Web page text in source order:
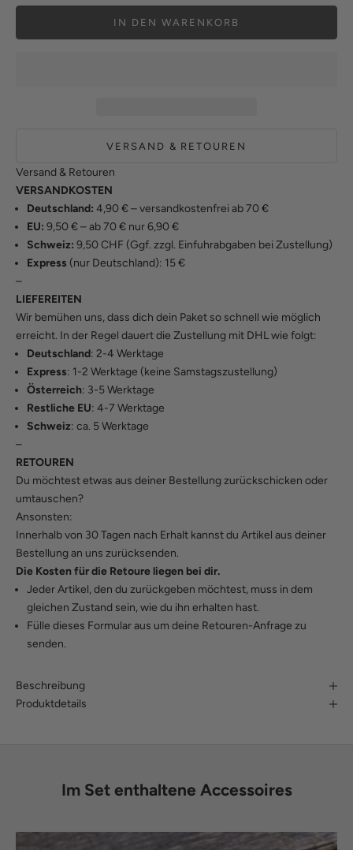
IN DEN WARENKORB
VERSAND & RETOUREN
Versand & Retouren
VERSANDKOSTEN
Deutschland: 4,90 € – versandkostenfrei ab 70 €
EU: 9,50 € – ab 70 € nur 6,90 €
Schweiz: 9,50 CHF (Ggf. zzgl. Einfuhrabgaben bei Zustellung)
Express (nur Deutschland): 15 €
–
LIEFEREITEN
Wir bemühen uns, dass dich dein Paket so schnell wie möglich
erreicht. In der Regel dauert die Zustellung mit DHL wie folgt:
Deutschland: 2-4 Werktage
Express: 1-2 Werktage (keine Samstagszustellung)
Österreich: 3-5 Werktage
Restliche EU: 4-7 Werktage
Schweiz: ca. 5 Werktage
–
RETOUREN
Du möchtest etwas aus deiner Bestellung zurückschicken oder
umtauschen?
Ansonsten:
Innerhalb von 30 Tagen nach Erhalt kannst du Artikel aus deiner
Bestellung an uns zurücksenden.
Die Kosten für die Retoure liegen bei dir.
Jeder Artikel, den du zurückgeben möchtest, muss in dem
gleichen Zustand sein, wie du ihn erhalten hast.
Fülle dieses Formularaus um deine Retouren-Anfrage zu
senden.
Beschreibung
Produktdetails
Im Set enthaltene Accessoires